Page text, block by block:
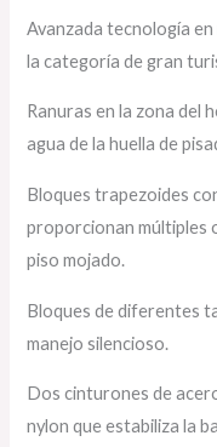
Avanzada tecnología
la categoría de gran
Ranuras en la zona del
agua de la huella de
Bloques trapezoides
proporcionan múltiples
piso mojado.
Bloques de diferentes
manejo silencioso.
Dos cinturones de
nylon que estabiliza la